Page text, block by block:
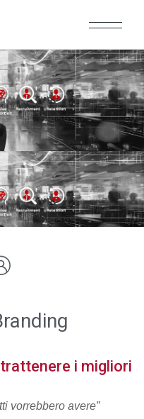
i migliori
vorrebbero avere”